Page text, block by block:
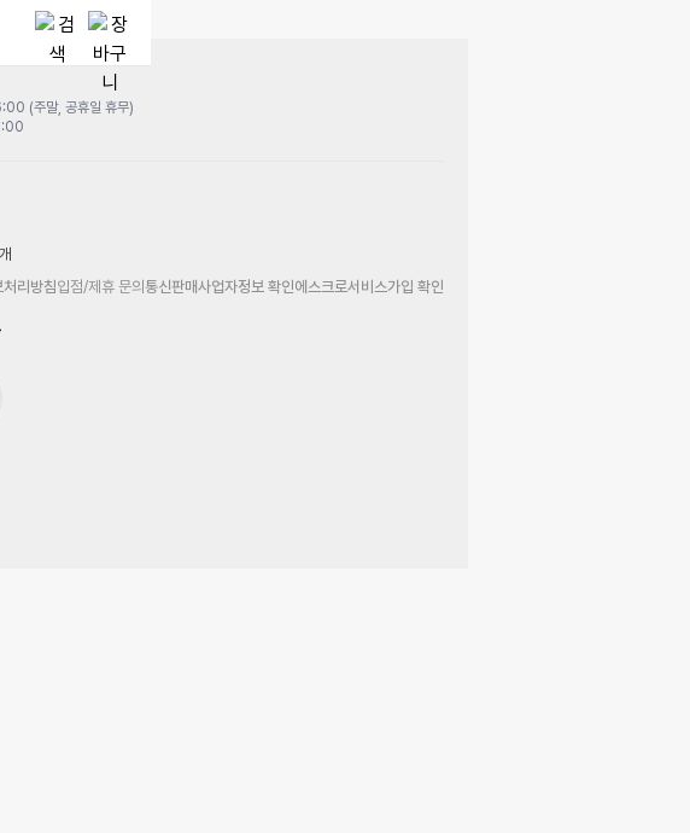
(주말, 공휴일 휴무)
리방침입점/제휴 문의통신판매사업자정보 확인에스크로서비스가입 확인